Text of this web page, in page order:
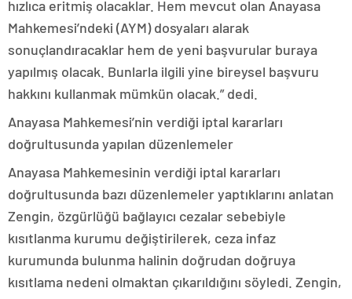
hızlıca eritmiş olacaklar. Hem mevcut olan Anayasa
Mahkemesi’ndeki (AYM) dosyaları alarak
sonuçlandıracaklar hem de yeni başvurular buraya
yapılmış olacak. Bunlarla ilgili yine bireysel başvuru
hakkını kullanmak mümkün olacak.” dedi.
Anayasa Mahkemesi’nin verdiği iptal kararları
doğrultusunda yapılan düzenlemeler
Anayasa Mahkemesinin verdiği iptal kararları
doğrultusunda bazı düzenlemeler yaptıklarını anlatan
Zengin, özgürlüğü bağlayıcı cezalar sebebiyle
kısıtlanma kurumu değiştirilerek, ceza infaz
kurumunda bulunma halinin doğrudan doğruya
kısıtlama nedeni olmaktan çıkarıldığını söyledi. Zengin,